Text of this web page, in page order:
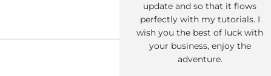
update and so that it flows
perfectly with my tutorials. I
wish you the best of luck with
your business, enjoy the
adventure.